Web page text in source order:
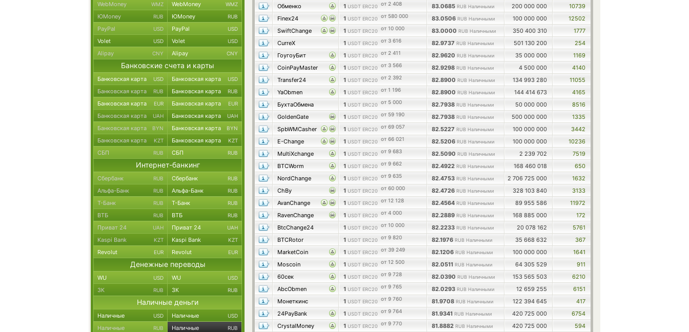
Обменко
1 USDT ERC20 от 2 408 83.0685 RUB Наличными 200 000 000
10739
Finex24
1 USDT ERC20 от 580 000 83.0506 RUB Наличными 100 000 000
12502
SwiftChange
1 USDT ERC20 от 10 000 83.0000 RUB Наличными 350 400 310
1777
CurreX
1 USDT ERC20 от 3 616 82.9737 RUB Наличными 501 130 200
254
ГоугоуБит
1 USDT ERC20 от 2 411 82.9620 RUB Наличными 35 000 000
1169
CoinPayMaster
1 USDT ERC20 от 3 566 82.9298 RUB Наличными 4 500 000
4140
Transfer24
1 USDT ERC20 от 2 392 82.8900 RUB Наличными 134 993 280
11055
YaObmen
1 USDT ERC20 от 1 196 82.8900 RUB Наличными 144 414 673
4165
БухтаОбмена
1 USDT ERC20 от 5 000 82.7938 RUB Наличными 50 000 000
8516
GoldenGate
1 USDT ERC20 от 59 190 82.7938 RUB Наличными 500 000 000
1335
SpbWMCasher
1 USDT ERC20 от 69 057 82.5227 RUB Наличными 100 000 000
3442
E-Change
1 USDT ERC20 от 66 021 82.5206 RUB Наличными 100 000 000
10236
MultiXchange
1 USDT ERC20 от 9 683 82.5090 RUB Наличными 2 239 702
7519
BTCWorm
1 USDT ERC20 от 9 662 82.4922 RUB Наличными 168 460 018
650
NordChange
1 USDT ERC20 от 9 635 82.4753 RUB Наличными 2 706 725 000
1632
ChBy
1 USDT ERC20 от 60 000 82.4726 RUB Наличными 328 103 840
3133
AvanChange
1 USDT ERC20 от 12 128 82.4564 RUB Наличными 89 955 586
11972
RavenChange
1 USDT ERC20 от 4 000 82.2889 RUB Наличными 168 885 000
172
BtcChange24
1 USDT ERC20 от 10 000 82.2233 RUB Наличными 20 078 162
5761
BTCRotor
1 USDT ERC20 от 9 820 82.1976 RUB Наличными 35 668 632
367
MarketCoin
1 USDT ERC20 от 39 249 82.1206 RUB Наличными 100 000 000
1641
Moscoin
1 USDT ERC20 от 12 500 82.0511 RUB Наличными 64 305 529
911
60сек
1 USDT ERC20 от 9 728 82.0390 RUB Наличными 153 565 503
6210
AbcObmen
1 USDT ERC20 от 9 765 82.0293 RUB Наличными 12 659 255
6151
Монеткинс
1 USDT ERC20 от 9 760 81.9708 RUB Наличными 122 394 645
417
24PayBank
1 USDT ERC20 от 9 764 81.9341 RUB Наличными 420 725 000
6754
CrystalMoney
1 USDT ERC20 от 9 770 81.8882 RUB Наличными 420 725 000
594
WebMoney WMZ WebMoney WMZ
ЮMoney RUB ЮMoney RUB
PayPal USD PayPal USD
Volet USD Volet USD
Alipay CNY Alipay CNY
Банковские счета и карты
Банковская карта USD Банковская карта USD
Банковская карта RUB Банковская карта RUB
Банковская карта EUR Банковская карта EUR
Банковская карта UAH Банковская карта UAH
Банковская карта BYN Банковская карта BYN
Банковская карта KZT Банковская карта KZT
СБП RUB СБП RUB
Интернет-банкинг
Сбербанк RUB Сбербанк RUB
Альфа-Банк RUB Альфа-Банк RUB
Т-Банк RUB Т-Банк RUB
ВТБ RUB ВТБ RUB
Приват 24 UAH Приват 24 UAH
Kaspi Bank KZT Kaspi Bank KZT
Revolut EUR Revolut EUR
Денежные переводы
WU USD WU USD
ЗК RUB ЗК RUB
Наличные деньги
Наличные USD Наличные USD
Наличные RUB Наличные RUB